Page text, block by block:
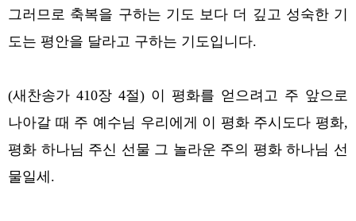
그러므로 축복을 구하는 기도 보다 더 깊고 성숙한 기
도는 평안을 달라고 구하는 기도입니다.
(새찬송가 410장 4절) 이 평화를 얻으려고 주 앞으로
나아갈 때 주 예수님 우리에게 이 평화 주시도다 평화,
평화 하나님 주신 선물 그 놀라운 주의 평화 하나님 선
물일세.